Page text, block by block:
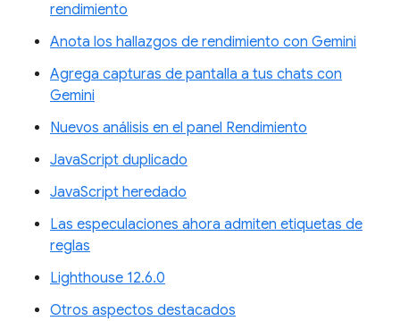
rendimiento
Anota los hallazgos de rendimiento con Gemini
Agrega capturas de pantalla a tus chats con
Gemini
Nuevos análisis en el panel Rendimiento
JavaScript duplicado
JavaScript heredado
Las especulaciones ahora admiten etiquetas de
reglas
Lighthouse 12.6.0
Otros aspectos destacados